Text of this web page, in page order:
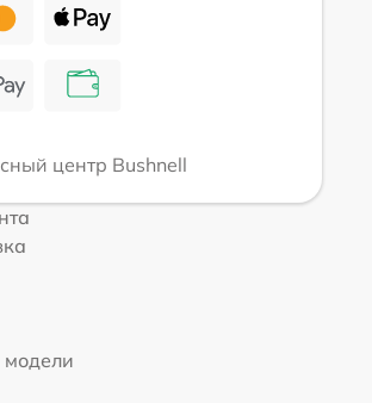
центр Bushnell